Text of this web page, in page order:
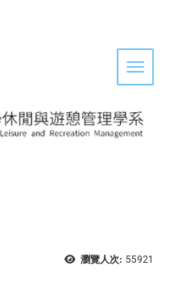
Toggle
瀏覽人次: 55921